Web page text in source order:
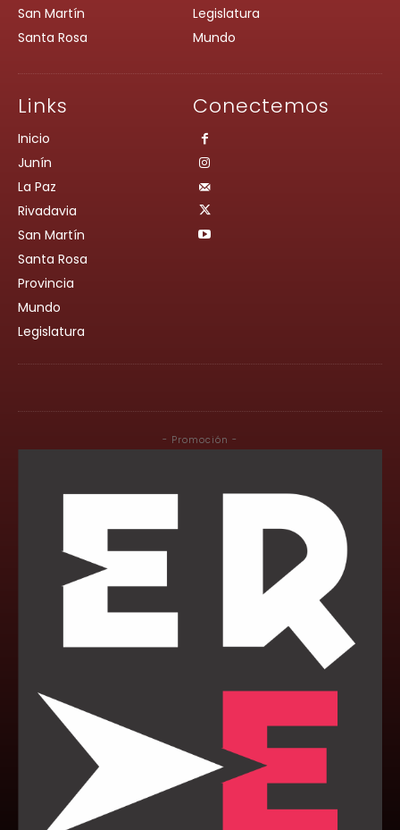
San Martín
Santa Rosa
Legislatura
Mundo
Links
Inicio
Junín
La Paz
Rivadavia
San Martín
Santa Rosa
Provincia
Mundo
Legislatura
Conectemos
- Promoción -